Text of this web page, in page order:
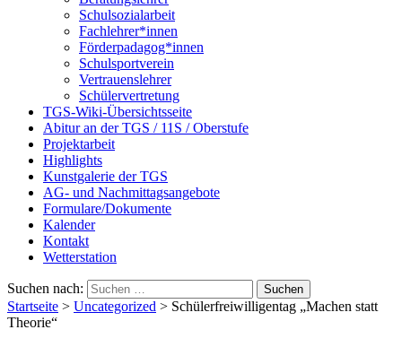
Schulsozialarbeit
Fachlehrer*innen
Förderpadagog*innen
Schulsportverein
Vertrauenslehrer
Schülervertretung
TGS-Wiki-Übersichtsseite
Abitur an der TGS / 11S / Oberstufe
Projektarbeit
Highlights
Kunstgalerie der TGS
AG- und Nachmittagsangebote
Formulare/Dokumente
Kalender
Kontakt
Wetterstation
Suchen nach:
Startseite > Uncategorized > Schülerfreiwilligentag „Machen statt
Theorie“